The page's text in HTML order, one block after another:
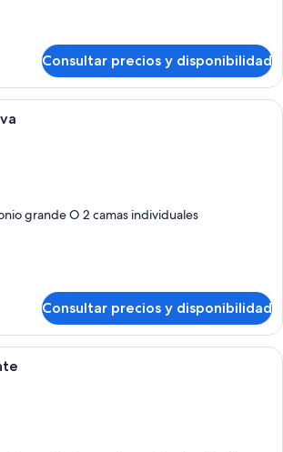
Consultar precios y disponibilidad
Habitación ejecutiva | Ropa de
grande O 2 camas individuales
Consultar precios y disponibilidad
Un dormitorio moderno con una